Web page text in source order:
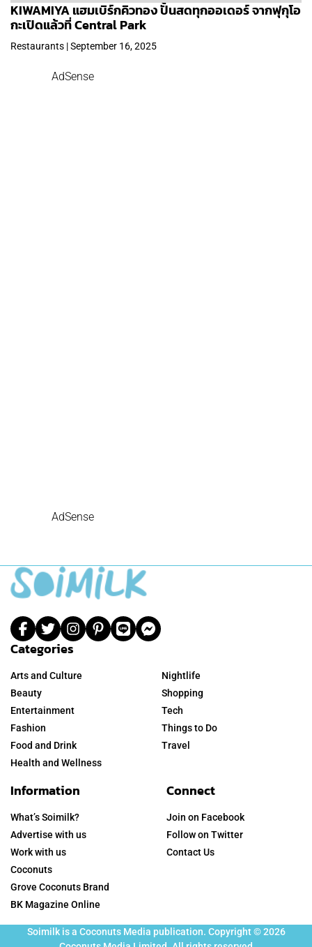
KIWAMIYA แฮมเบิร์กคิวทอง ปั้นสดทุกออเดอร์ จากฟุกุโอ
กะเปิดแล้วที่ Central Park
Restaurants | September 16, 2025
AdSense
AdSense
Categories
Arts and Culture
Beauty
Entertainment
Fashion
Food and Drink
Health and Wellness
Nightlife
Shopping
Tech
Things to Do
Travel
Information
What’s Soimilk?
Advertise with us
Work with us
Coconuts
Grove Coconuts Brand
BK Magazine Online
Connect
Join on Facebook
Follow on Twitter
Contact Us
Soimilk is a Coconuts Media publication. Copyright © 2026